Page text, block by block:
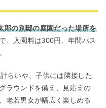
郎の別邸の庭園だった場所を
で、入園料は300円、年間パス
らいや、子供には隣接した
ラウンドを備え、見応えの
老若男女が幅広く楽しめる